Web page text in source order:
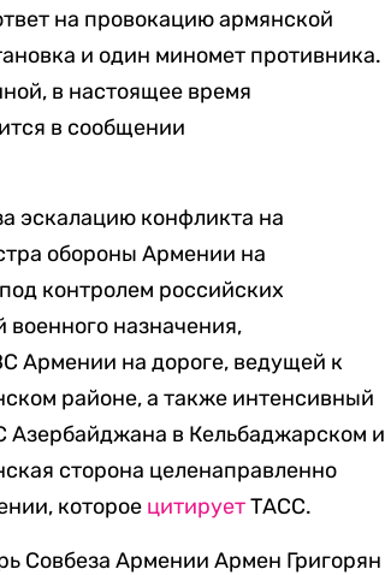
на провокацию армянской
и один миномет противника.
в настоящее время
в сообщении
эскалацию конфликта на
обороны Армении на
контролем российских
назначения,
Армении на дороге, ведущей к
районе, а также интенсивный
в Кельбаджарском и
сторона целенаправленно
которое цитируетТАСС.
Совбеза Армении Армен Григорян